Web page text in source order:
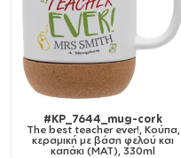
#KP_7644_mug-cork
The best teacher ever!, Κούπα,
κεραμική με βάση φελού και
καπάκι (ΜΑΤ), 330ml